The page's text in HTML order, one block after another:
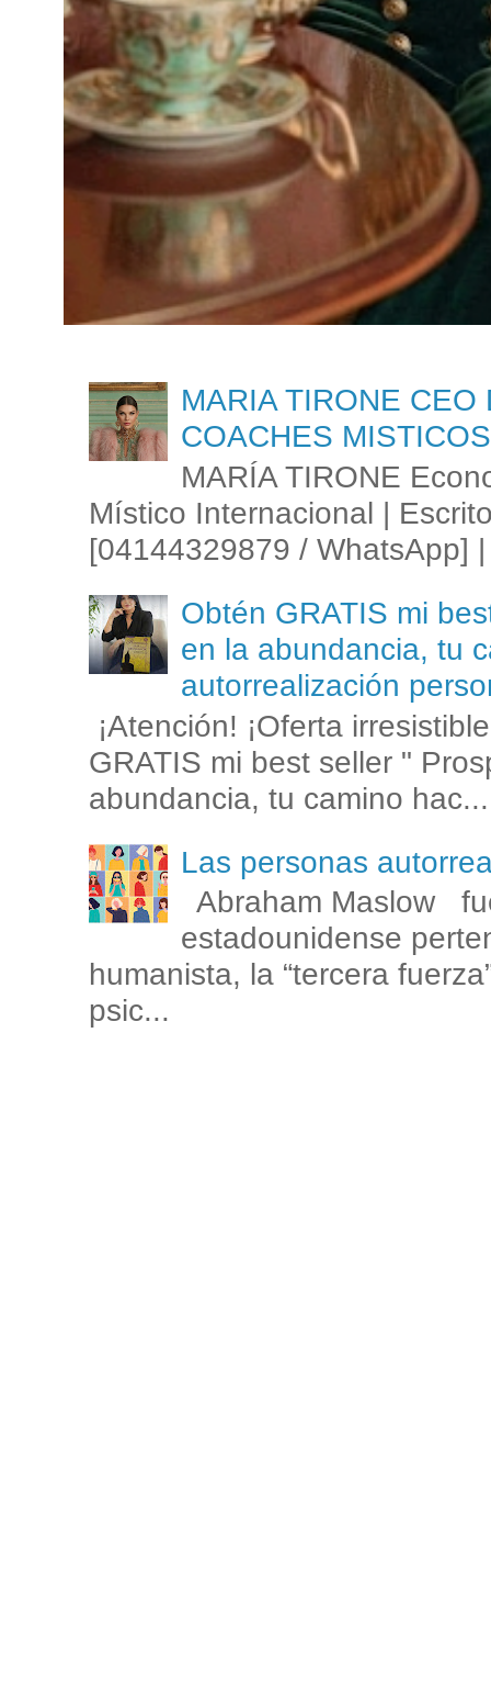
MARIA TIRONE
COACHES
MARÍA TIRONE
Místico Internacional |
[04144329879 / WhatsApp]
Obtén GRATIS mi
en la abundancia, tu
autorrealización
¡Atención! ¡Oferta
GRATIS mi best seller "
abundancia, tu camino hac...
Las personas
Abraham Maslow
estadounidense
humanista, la “tercera
psic...